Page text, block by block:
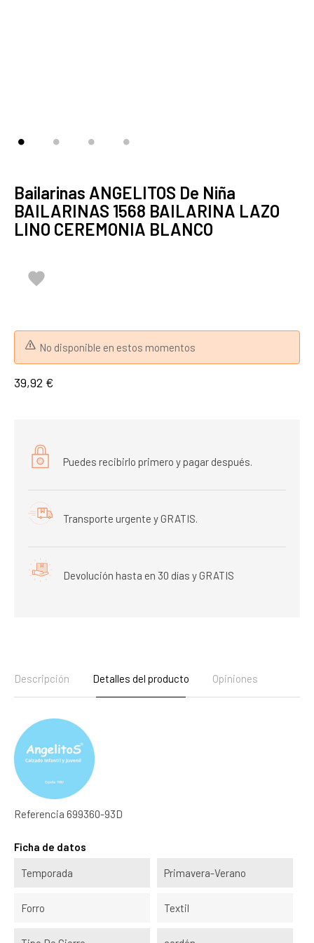
Bailarinas ANGELITOS De Niña
BAILARINAS 1568 BAILARINA LAZO
LINO CEREMONIA BLANCO

No disponible en estos momentos
39,92 €
Puedes recibirlo primero y pagar después.
Transporte urgente y GRATIS.
Devolución hasta en 30 días y GRATIS
Descripción Detalles del producto Opiniones
Referencia 699360-93D
Ficha de datos
Temporada Primavera-Verano
Forro Textil